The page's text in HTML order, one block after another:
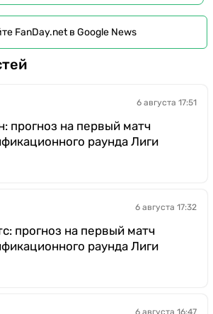
FanDay.net в Google News
6 августа 17:51
прогноз на первый матч
раунда Лиги
6 августа 17:32
прогноз на первый матч
раунда Лиги
6 августа 16:47